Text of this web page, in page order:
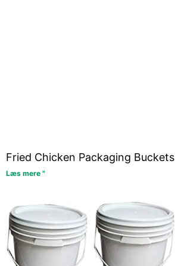
Fried Chicken Packaging Buckets
Læs mere "